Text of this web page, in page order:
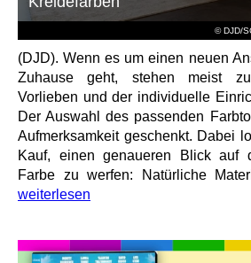
© DJD/
(DJD). Wenn es um einen neuen
Zuhause geht, stehen meist
Vorlieben und der individuelle
Der Auswahl des passenden
Aufmerksamkeit geschenkt. Dabei
Kauf, einen genaueren Blick auf
Farbe zu werfen: Natürliche
weiterlesen